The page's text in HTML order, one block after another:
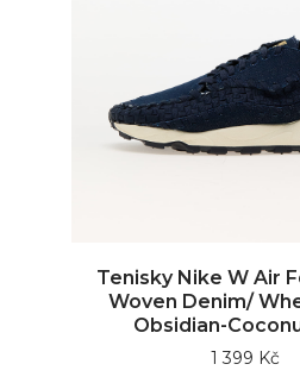
Tenisky Nike W Air
Woven Denim/
Obsidian-
1 399 Kč